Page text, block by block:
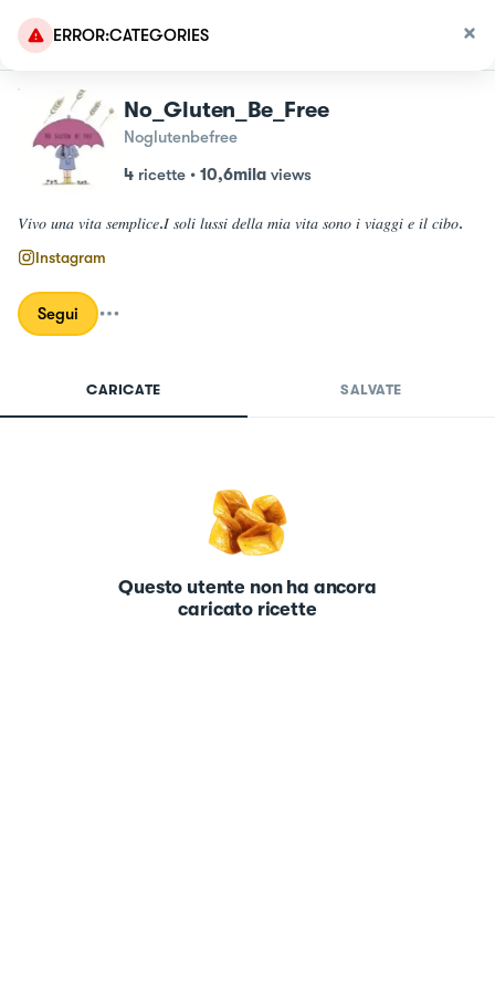
ERROR:CATEGORIES
No_Gluten_Be_Free
Noglutenbefree
4 ricette • 10,6mila views
𝑉𝑖𝑣𝑜 𝑢𝑛𝑎 𝑣𝑖𝑡𝑎 𝑠𝑒𝑚𝑝𝑙𝑖𝑐𝑒.𝐼 𝑠𝑜𝑙𝑖 𝑙𝑢𝑠𝑠𝑖 𝑑𝑒𝑙𝑙𝑎 𝑚𝑖𝑎 𝑣𝑖𝑡𝑎 𝑠𝑜𝑛𝑜 𝑖 𝑣𝑖𝑎𝑔𝑔𝑖 𝑒 𝑖𝑙 𝑐𝑖𝑏𝑜.
Instagram
Segui
CARICATE SALVATE
Questo utente non ha ancora
caricato ricette